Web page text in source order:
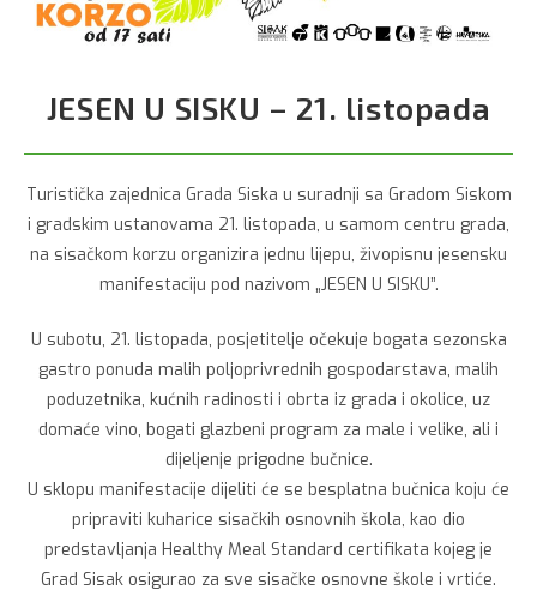
JESEN U SISKU – 21. listopada
Turistička zajednica Grada Siska u suradnji sa Gradom Siskom
i gradskim ustanovama 21. listopada, u samom centru grada,
na sisačkom korzu organizira jednu lijepu, živopisnu jesensku
manifestaciju pod nazivom „JESEN U SISKU”.
U subotu, 21. listopada, posjetitelje očekuje bogata sezonska
gastro ponuda malih poljoprivrednih gospodarstava, malih
poduzetnika, kućnih radinosti i obrta iz grada i okolice, uz
domaće vino, bogati glazbeni program za male i velike, ali i
dijeljenje prigodne bučnice.
U sklopu manifestacije dijeliti će se besplatna bučnica koju će
pripraviti kuharice sisačkih osnovnih škola, kao dio
predstavljanja Healthy Meal Standard certifikata kojeg je
Grad Sisak osigurao za sve sisačke osnovne škole i vrtiće.